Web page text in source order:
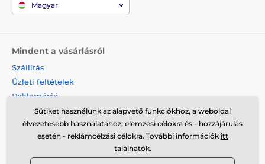
Magyar
Mindent a vásárlásról
Szállítás
Üzleti feltételek
Reklamáció
Termék visszaküldése
Termék cseréje
Cookies
Sütiket használunk az alapvető funkciókhoz, a weboldal
élvezetesebb használatához, elemzési célokra és - hozzájárulás
esetén - reklámcélzási célokra. További információk itt
találhatók.